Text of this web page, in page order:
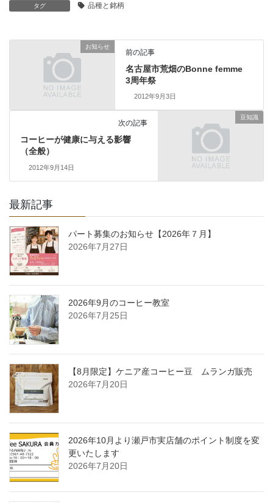
タグ 品種と銘柄
お知らせ
前の記事
名古屋市荒畑のBonne femme
3周年祭
2012年9月3日
豆知識
次の記事
コーヒーが健康に与える影響
（全般）
2012年9月14日
最新記事
パート募集のお知らせ【2026年７月】
2026年7月27日
2026年9月のコーヒー教室
2026年7月25日
【8月限定】ケニア産コーヒー豆 ムランガ販売
2026年7月20日
2026年10月より瀬戸市実店舗のポイント制度を変
更いたします
2026年7月20日